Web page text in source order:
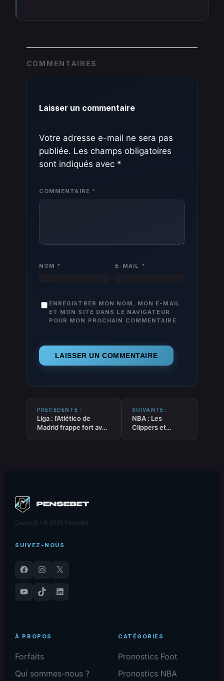
COMMENTAIRES
Laisser un commentaire
Votre adresse e-mail ne sera pas
publiée. Les champs obligatoires
sont indiqués avec *
COMMENTAIRE *
NOM * E-MAIL *
ENREGISTRER MON NOM, MON E-MAIL
ET MON SITE DANS LE NAVIGATEUR
POUR MON PROCHAIN COMMENTAIRE.
PRÉCÉDENTE :
Liga : l’Atlético de
Madrid frappe fort avec
SUIVANTE :
NBA : Les
Clippers et
Copyright © 2026 PenseBet
SUIVEZ-NOUS
Facebook Instagram
X
YouTube
TikTok LinkedIn
À PROPOS
Forfaits
Qui sommes-nous ?
CATÉGORIES
Pronostics Foot
Pronostics NBA